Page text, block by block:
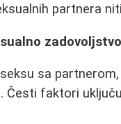
partnera
sa
Česti faktori